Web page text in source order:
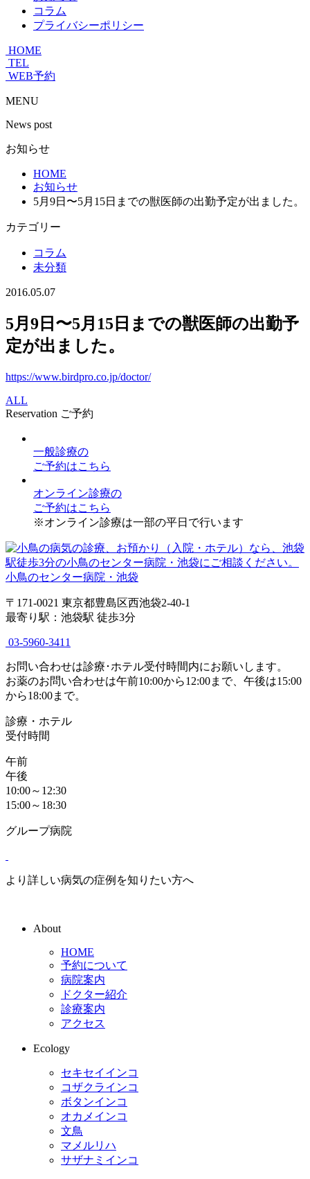
コラム
プライバシーポリシー
HOME
TEL
WEB予約
MENU
News post
お知らせ
HOME
お知らせ
5月9日〜5月15日までの獣医師の出勤予定が出ました。
カテゴリー
コラム
未分類
2016.05.07
5月9日〜5月15日までの獣医師の出勤予
定が出ました。
https://www.birdpro.co.jp/doctor/
ALL
Reservation ご予約
一般診療の
ご予約はこちら
オンライン診療の
ご予約はこちら
※オンライン診療は一部の平日で行います
小鳥のセンター病院・池袋
〒171-0021 東京都豊島区西池袋2-40-1
最寄り駅：池袋駅 徒歩3分
03-5960-3411
お問い合わせは診療･ホテル受付時間内にお願いします。
お薬のお問い合わせは午前10:00から12:00まで、午後は15:00
から18:00まで。
診療・ホテル
受付時間
午前
午後
10:00～12:30
15:00～18:30
グループ病院
より詳しい病気の症例を知りたい方へ
About
HOME
予約について
病院案内
ドクター紹介
診療案内
アクセス
Ecology
セキセイインコ
コザクラインコ
ボタンインコ
オカメインコ
文鳥
マメルリハ
サザナミインコ